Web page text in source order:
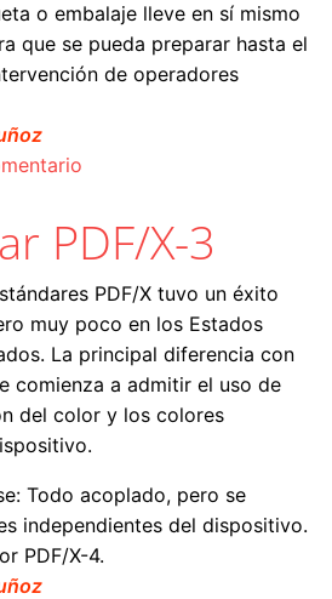
o embalaje lleve en sí mismo
que se pueda preparar hasta el
de operadores
de pasos de procesado ISO
PDF/X-3
PDF/X tuvo un éxito
muy poco en los Estados
La principal diferencia con
comienza a admitir el uso de
del color y los colores
Todo acoplado, pero se
independientes del dispositivo.
PDF/X-4.